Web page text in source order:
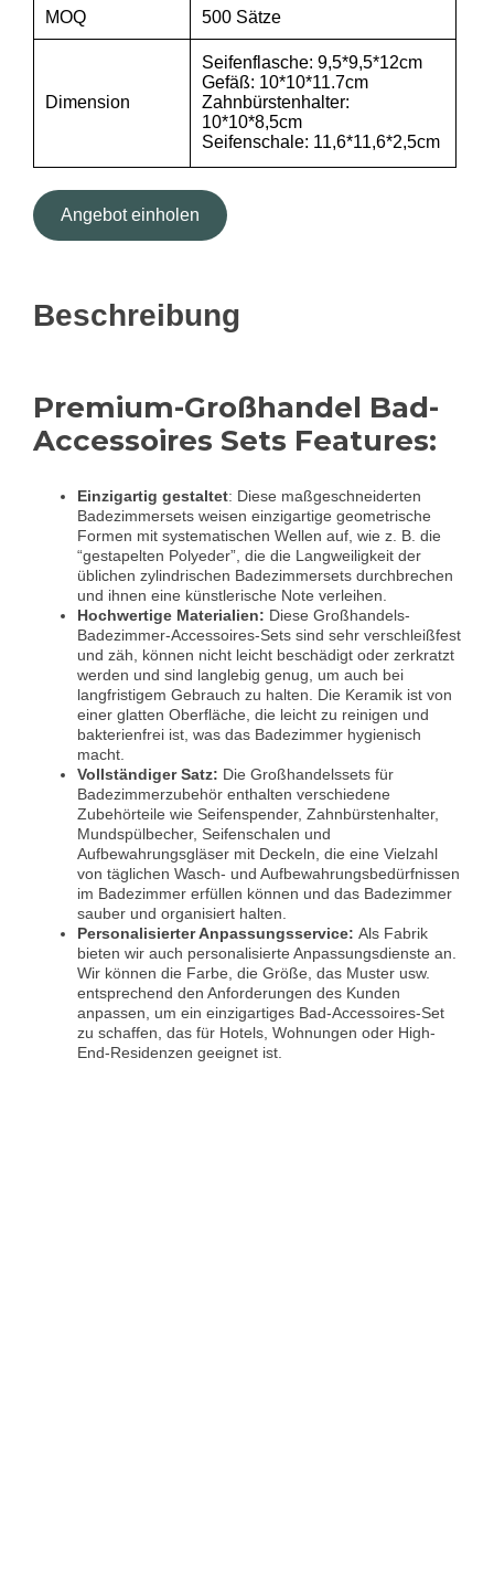
MOQ 500 Sätze
Dimension
Seifenflasche: 9,5*9,5*12cm
Gefäß: 10*10*11.7cm
Zahnbürstenhalter:
10*10*8,5cm
Seifenschale: 11,6*11,6*2,5cm
Angebot einholen
Beschreibung
Premium-Großhandel Bad-
Accessoires Sets Features:
Einzigartig gestaltet: Diese maßgeschneiderten
Badezimmersets weisen einzigartige geometrische
Formen mit systematischen Wellen auf, wie z. B. die
“gestapelten Polyeder”, die die Langweiligkeit der
üblichen zylindrischen Badezimmersets durchbrechen
und ihnen eine künstlerische Note verleihen.
Hochwertige Materialien: Diese Großhandels-
Badezimmer-Accessoires-Sets sind sehr verschleißfest
und zäh, können nicht leicht beschädigt oder zerkratzt
werden und sind langlebig genug, um auch bei
langfristigem Gebrauch zu halten. Die Keramik ist von
einer glatten Oberfläche, die leicht zu reinigen und
bakterienfrei ist, was das Badezimmer hygienisch
macht.
Vollständiger Satz: Die Großhandelssets für
Badezimmerzubehör enthalten verschiedene
Zubehörteile wie Seifenspender, Zahnbürstenhalter,
Mundspülbecher, Seifenschalen und
Aufbewahrungsgläser mit Deckeln, die eine Vielzahl
von täglichen Wasch- und Aufbewahrungsbedürfnissen
im Badezimmer erfüllen können und das Badezimmer
sauber und organisiert halten.
Personalisierter Anpassungsservice: Als Fabrik
bieten wir auch personalisierte Anpassungsdienste an.
Wir können die Farbe, die Größe, das Muster usw.
entsprechend den Anforderungen des Kunden
anpassen, um ein einzigartiges Bad-Accessoires-Set
zu schaffen, das für Hotels, Wohnungen oder High-
End-Residenzen geeignet ist.